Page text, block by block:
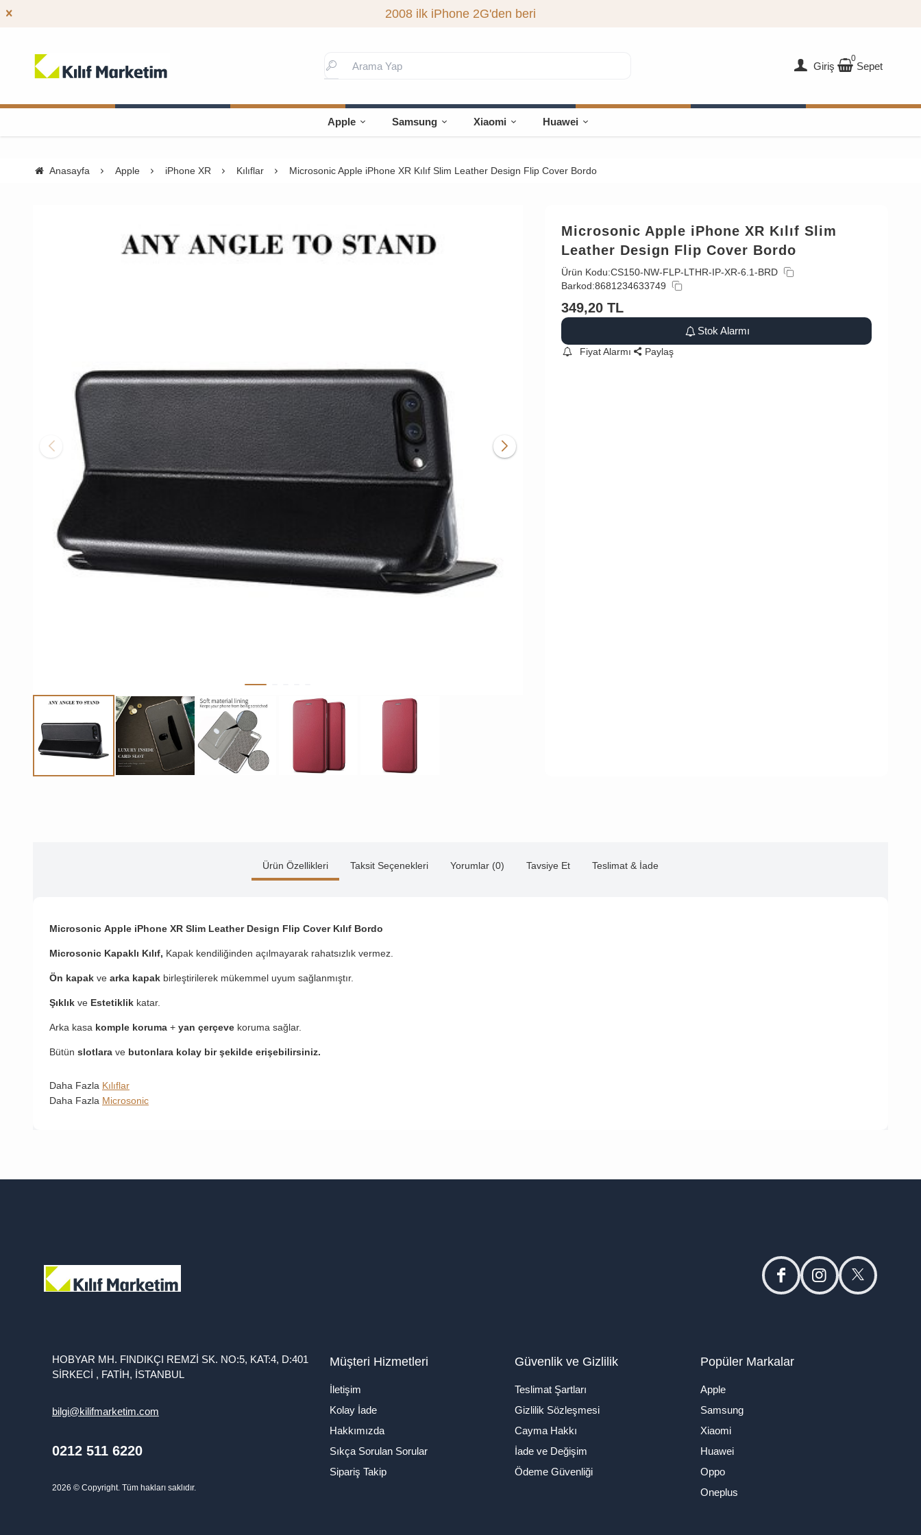
2008 ilk iPhone 2G'den beri
Giriş
0
Sepet
Apple Samsung Xiaomi Huawei
Anasayfa Apple iPhone XR Kılıflar Microsonic Apple iPhone XR Kılıf Slim Leather Design Flip Cover Bordo
Microsonic Apple iPhone XR Kılıf Slim
Leather Design Flip Cover Bordo
Ürün Kodu:CS150-NW-FLP-LTHR-IP-XR-6.1-BRD
Barkod:8681234633749
349,20 TL
Stok Alarmı
Fiyat Alarmı Paylaş
Ürün Özellikleri Taksit Seçenekleri Yorumlar (0) Tavsiye Et Teslimat & İade
Microsonic Apple iPhone XR Slim Leather Design Flip Cover Kılıf Bordo
Microsonic Kapaklı Kılıf, Kapak kendiliğinden açılmayarak rahatsızlık vermez.
Ön kapak ve arka kapak birleştirilerek mükemmel uyum sağlanmıştır.
Şıklık ve Estetiklik katar.
Arka kasa komple koruma + yan çerçeve koruma sağlar.
Bütün slotlara ve butonlara kolay bir şekilde erişebilirsiniz.
Daha Fazla Kılıflar
Daha Fazla Microsonic
facebookinstagramtwitter
HOBYAR MH. FINDIKÇI REMZİ SK. NO:5, KAT:4, D:401
SİRKECİ , FATİH, İSTANBUL
bilgi@kilifmarketim.com
0212 511 6220
2026 © Copyright. Tüm hakları saklıdır.
Müşteri Hizmetleri
İletişim
Kolay İade
Hakkımızda
Sıkça Sorulan Sorular
Sipariş Takip
Güvenlik ve Gizlilik
Teslimat Şartları
Gizlilik Sözleşmesi
Cayma Hakkı
İade ve Değişim
Ödeme Güvenliği
Popüler Markalar
Apple
Samsung
Xiaomi
Huawei
Oppo
Oneplus